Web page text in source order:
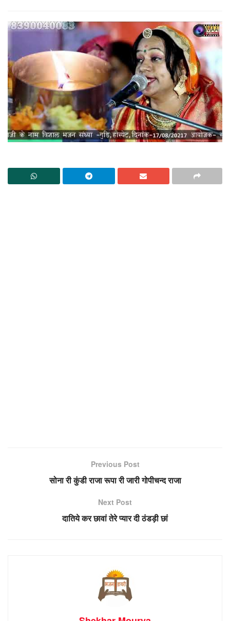
Previous Post
सोना री कुंडी राजा रूपा री जारी गोपीचन्द राजा
Next Post
दातिये कर छावां तेरे प्यार दी ठंडड़ी छां